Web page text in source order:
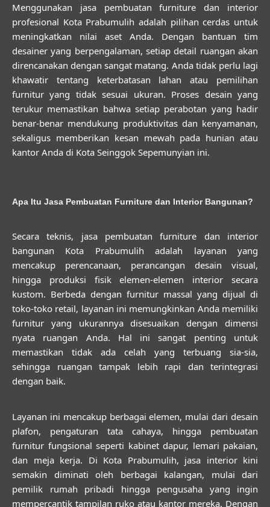
Menggunakan jasa pembuatan furniture dan interior
profesional Kota Prabumulih adalah pilihan cerdas untuk
meningkatkan nilai aset Anda. Dengan bantuan tim
desainer yang berpengalaman, setiap detail ruangan akan
direncanakan dengan sangat matang. Anda tidak perlu lagi
khawatir tentang keterbatasan lahan atau pemilihan
furnitur yang tidak sesuai ukuran. Proses desain yang
terukur memastikan bahwa setiap perabotan yang hadir
benar-benar mendukung produktivitas dan kenyamanan,
sekaligus memberikan kesan mewah pada hunian atau
kantor Anda di Kota Seinggok Sepemunyian ini.
Apa Itu Jasa Pembuatan Furniture dan Interior Bangunan?
Secara teknis, jasa pembuatan furniture dan interior
bangunan Kota Prabumulih adalah layanan yang
mencakup perencanaan, perancangan desain visual,
hingga produksi fisik elemen-elemen interior secara
kustom. Berbeda dengan furnitur massal yang dijual di
toko-toko retail, layanan ini memungkinkan Anda memiliki
furnitur yang ukurannya disesuaikan dengan dimensi
nyata ruangan Anda. Hal ini sangat penting untuk
memastikan tidak ada celah yang terbuang sia-sia,
sehingga ruangan tampak lebih rapi dan terintegrasi
dengan baik.
Layanan ini mencakup berbagai elemen, mulai dari desain
plafon, pengaturan tata cahaya, hingga pembuatan
furnitur fungsional seperti kabinet dapur, lemari pakaian,
dan meja kerja. Di Kota Prabumulih, jasa interior kini
semakin diminati oleh berbagai kalangan, mulai dari
pemilik rumah pribadi hingga pengusaha yang ingin
mempercantik tampilan ruko atau kantor mereka. Dengan